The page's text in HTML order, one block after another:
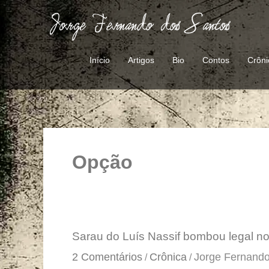
Ir
para
conteúdo
Início Artigos Bio Contos
Opção
Sarau do Luís Nassif bombou legal
2 Comentários / Crônica /Jorge
Sarau
Luís